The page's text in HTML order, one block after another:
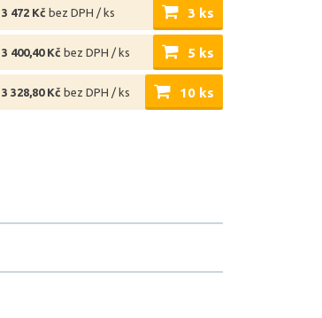
3 472 Kč bez DPH / ks 3 ks
3 400,40 Kč bez DPH / ks 5 ks
3 328,80 Kč bez DPH / ks 10 ks